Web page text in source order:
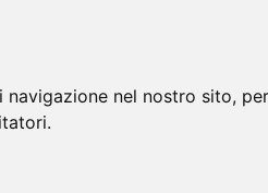
nel nostro sito,